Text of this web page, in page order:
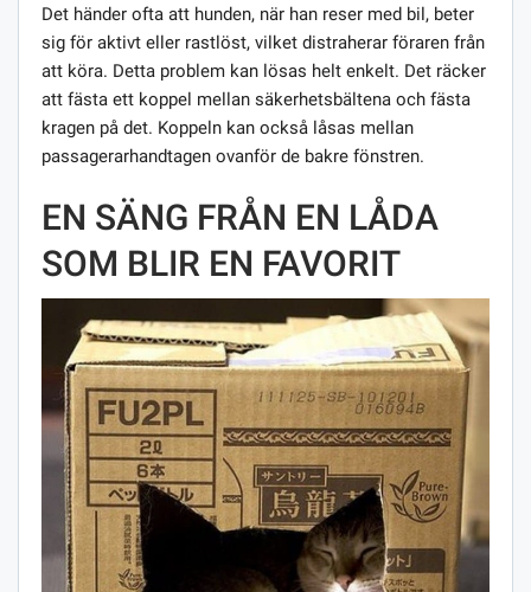
Det händer ofta att hunden, när han reser med bil, beter
sig för aktivt eller rastlöst, vilket distraherar föraren från
att köra. Detta problem kan lösas helt enkelt. Det räcker
att fästa ett koppel mellan säkerhetsbältena och fästa
kragen på det. Koppeln kan också låsas mellan
passagerarhandtagen ovanför de bakre fönstren.
EN SÄNG FRÅN EN LÅDA
SOM BLIR EN FAVORIT